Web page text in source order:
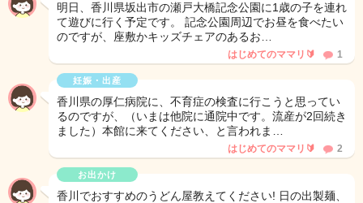
明日、香川県坂出市の瀬戸大橋記念公園に1歳の子を連れ
て遊びに行く予定です。 記念公園周辺でお昼を食べたい
のですが、座敷かキッズチェアのあるお…
はじめてのママリ🔰 1
妊娠・出産
香川県の厚仁病院に、不育症の検査に行こうと思ってい
るのですが、（いまは他院に通院中です。流産が2回続き
ました）本館に来てください、と言われま…
はじめてのママリ🔰 2
お出かけ
香川でおすすめのうどん屋教えてください! 日の出製麺、